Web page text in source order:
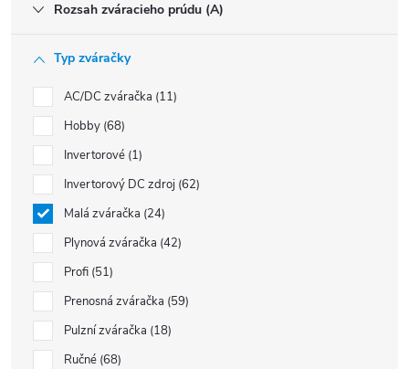
Rozsah zváracieho prúdu (A)
Typ zváračky
AC/DC zváračka 11
Hobby 68
Invertorové 1
Invertorový DC zdroj 62
Malá zváračka 24
Plynová zváračka 42
Profi 51
Prenosná zváračka 59
Pulzní zváračka 18
Ručné 68